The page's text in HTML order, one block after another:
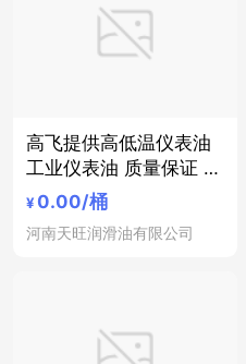
高飞提供高低温仪表油
工业仪表油 质量保证 欢
迎进厂考察
¥ 0.00/桶
河南天旺润滑油有限公司